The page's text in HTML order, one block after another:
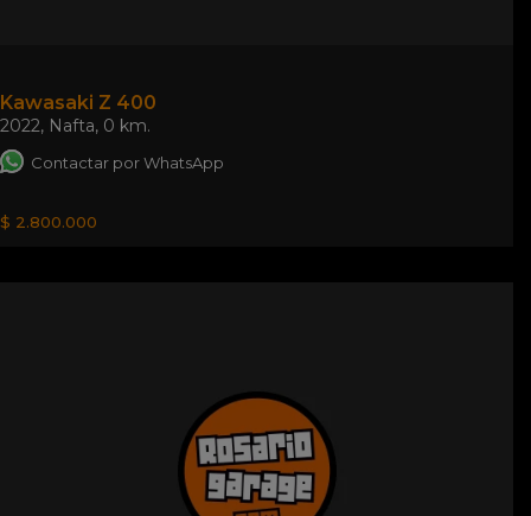
Kawasaki Z 400
2022, Nafta, 0 km.
Contactar por WhatsApp
$ 2.800.000